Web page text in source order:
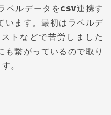
ベルデータをCSV連携す
います。最初はラベルデ
トなどで苦労しました
も繋がっているので取り
。